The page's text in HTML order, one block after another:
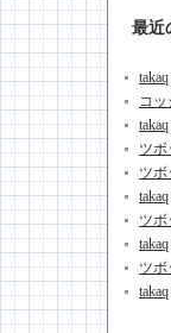
最近
takaq
コッ
takaq
ツボ
ツボ
takaq
ツボ
takaq
ツボ
takaq